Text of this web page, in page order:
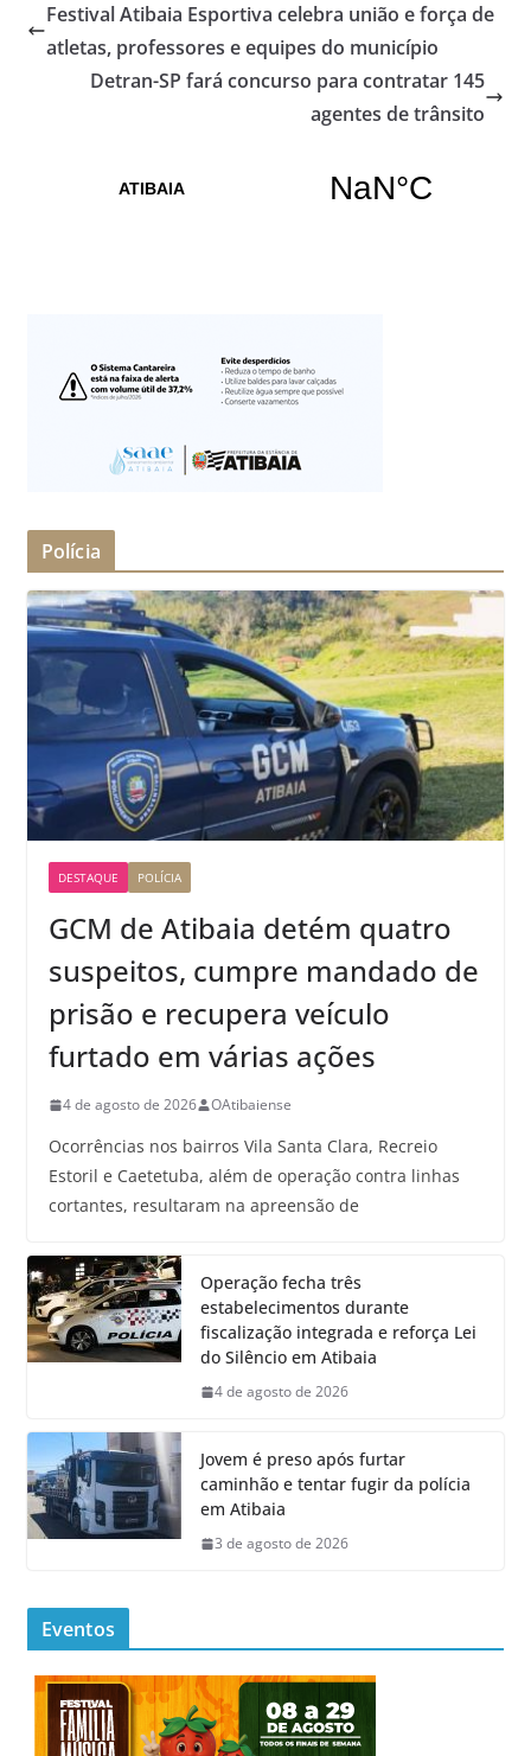
Festival Atibaia Esportiva celebra união e força de
atletas, professores e equipes do município
Detran-SP fará concurso para contratar 145
agentes de trânsito
Polícia
DESTAQUE POLÍCIA
GCM de Atibaia detém quatro
suspeitos, cumpre mandado de
prisão e recupera veículo
furtado em várias ações
4 de agosto de 2026 OAtibaiense
Ocorrências nos bairros Vila Santa Clara, Recreio
Estoril e Caetetuba, além de operação contra linhas
cortantes, resultaram na apreensão de
Operação fecha três
estabelecimentos durante
fiscalização integrada e reforça Lei
do Silêncio em Atibaia
4 de agosto de 2026
Jovem é preso após furtar
caminhão e tentar fugir da polícia
em Atibaia
3 de agosto de 2026
Eventos